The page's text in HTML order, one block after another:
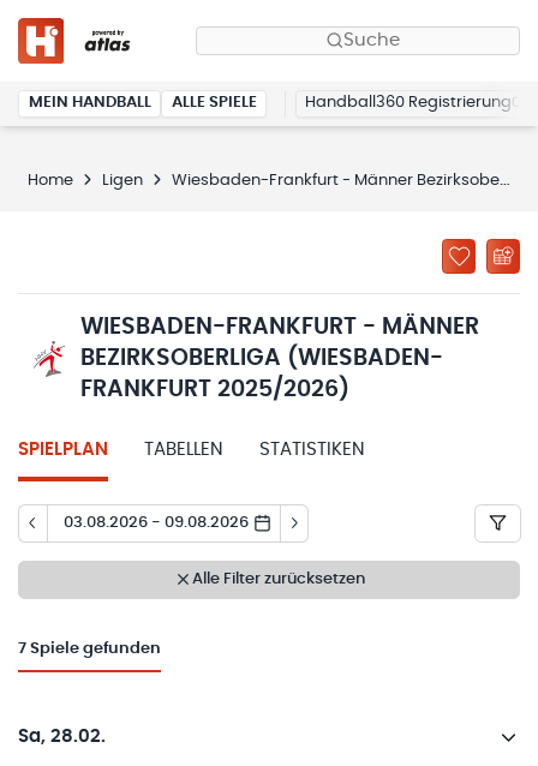
Suche
MEIN HANDBALL ALLE SPIELE Handball360 Registrierung
Home Ligen Wiesbaden-Frankfurt - Männer Bezirksoberliga (Wiesbaden-Frankfurt 2025/2026)
WIESBADEN-FRANKFURT - MÄNNER
BEZIRKSOBERLIGA (WIESBADEN-
FRANKFURT 2025/2026)
SPIELPLAN TABELLEN STATISTIKEN
03.08.2026 - 09.08.2026
Alle Filter zurücksetzen
7 Spiele gefunden
Sa, 28.02.